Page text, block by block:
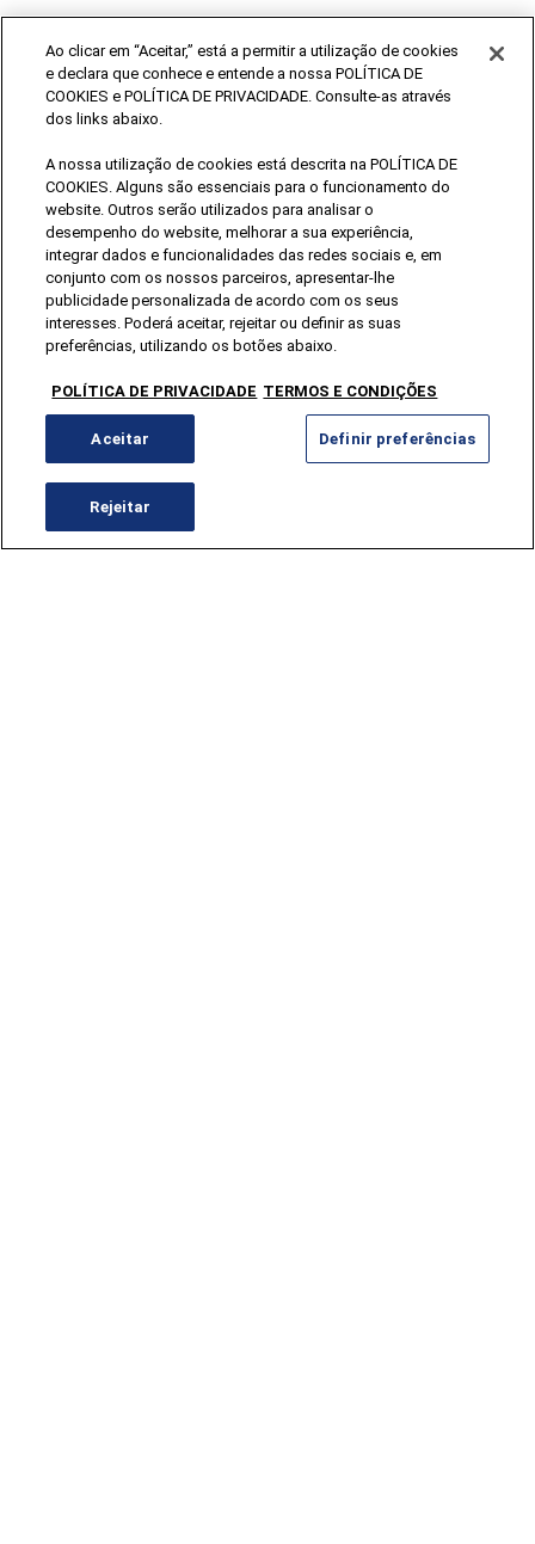
Ao clicar em “Aceitar,” está a permitir a utilização de cookies
e declara que conhece e entende a nossa POLÍTICA DE
COOKIES e POLÍTICA DE PRIVACIDADE. Consulte-as através
dos links abaixo.
A nossa utilização de cookies está descrita na POLÍTICA DE
COOKIES. Alguns são essenciais para o funcionamento do
website. Outros serão utilizados para analisar o
desempenho do website, melhorar a sua experiência,
integrar dados e funcionalidades das redes sociais e, em
conjunto com os nossos parceiros, apresentar-lhe
publicidade personalizada de acordo com os seus
interesses. Poderá aceitar, rejeitar ou definir as suas
preferências, utilizando os botões abaixo.
POLÍTICA DE PRIVACIDADE TERMOS E CONDIÇÕES
Aceitar Definir preferências
Rejeitar